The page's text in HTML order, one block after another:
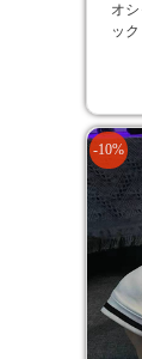
オ
ッ
-10%